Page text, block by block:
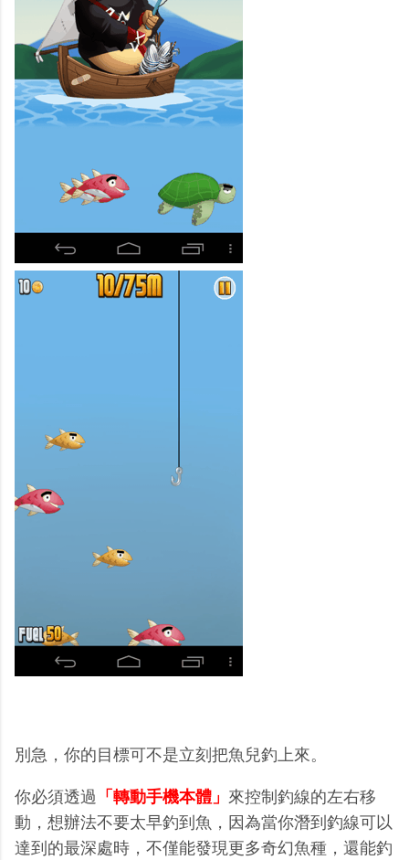
別急，你的目標可不是立刻把魚兒釣上來。
你必須透過 「轉動手機本體」 來控制釣線的左右移
動，想辦法不要太早釣到魚，因為當你潛到釣線可以
達到的最深處時，不僅能發現更多奇幻魚種，還能釣